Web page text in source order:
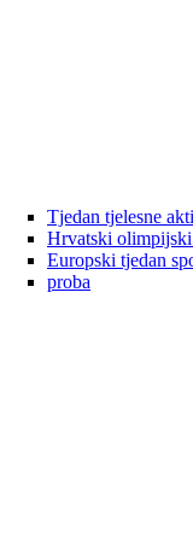
Tjedan tjelesne
Hrvatski
Europski tjedan
proba